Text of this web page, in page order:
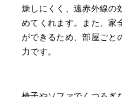
燥しにくく、遠赤外線の
めてくれます。また、家
ができるため、部屋ごと
力です。